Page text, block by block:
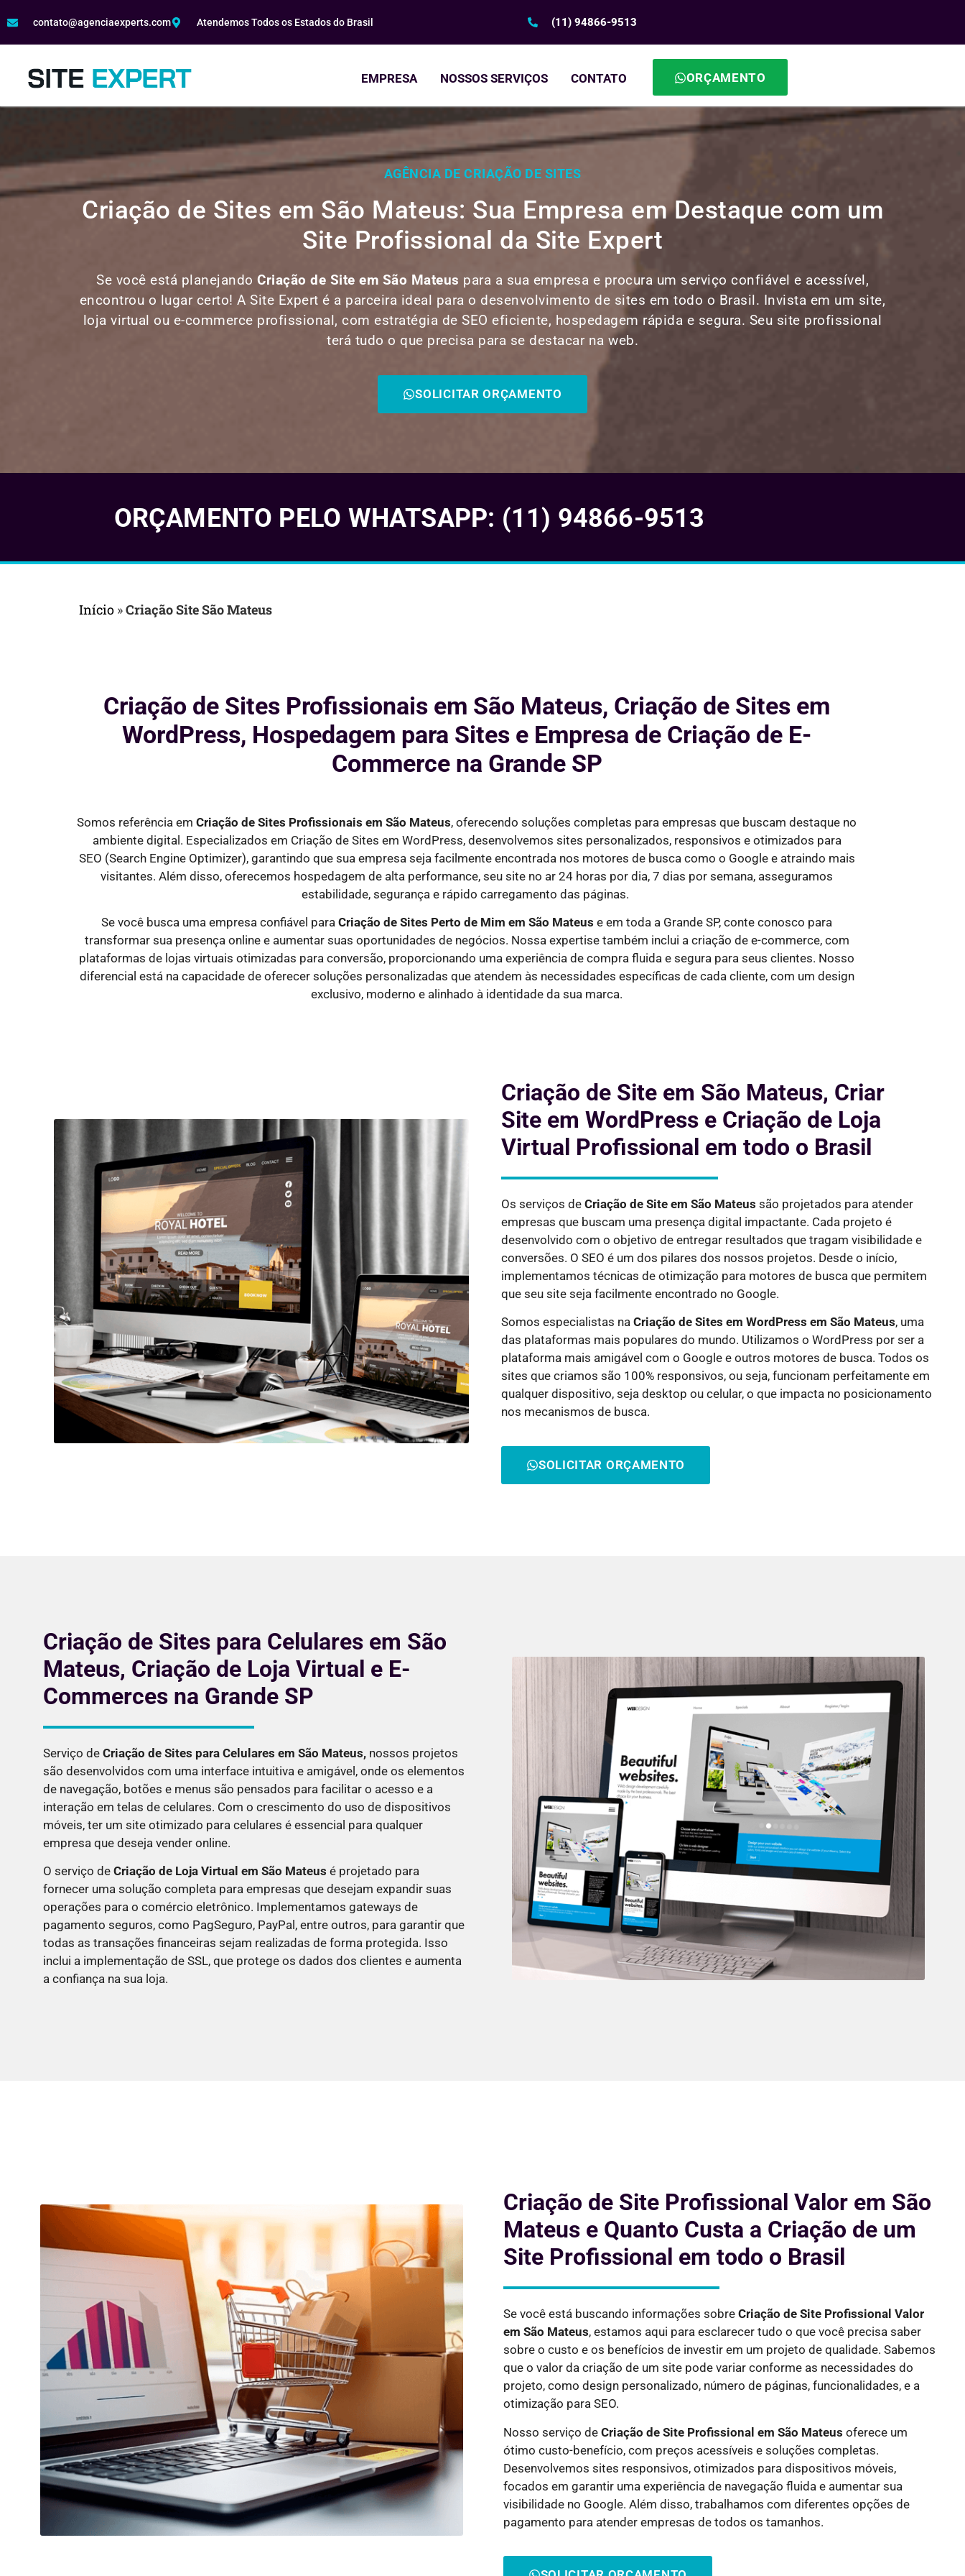
contato@agenciaexperts.com Atendemos Todos os Estados do Brasil (11) 94866-9513
EMPRESA NOSSOS SERVIÇOS CONTATO ORÇAMENTO
AGÊNCIA DE CRIAÇÃO DE SITES
Criação de Sites em São Mateus: Sua Empresa em Destaque com um
Site Profissional da Site Expert
Se você está planejando Criação de Site em São Mateus para a sua empresa e procura um serviço confiável e acessível,
encontrou o lugar certo! A Site Expert é a parceira ideal para o desenvolvimento de sites em todo o Brasil. Invista em um site,
loja virtual ou e-commerce profissional, com estratégia de SEO eficiente, hospedagem rápida e segura. Seu site profissional
terá tudo o que precisa para se destacar na web.
SOLICITAR ORÇAMENTO
ORÇAMENTO PELO WHATSAPP: (11) 94866-9513
Início »Criação Site São Mateus
Criação de Sites Profissionais em São Mateus, Criação de Sites em
WordPress, Hospedagem para Sites e Empresa de Criação de E-
Commerce na Grande SP
Somos referência em Criação de Sites Profissionais em São Mateus, oferecendo soluções completas para empresas que buscam destaque no
ambiente digital. Especializados em Criação de Sites em WordPress, desenvolvemos sites personalizados, responsivos e otimizados para
SEO (Search Engine Optimizer), garantindo que sua empresa seja facilmente encontrada nos motores de busca como o Google e atraindo mais
visitantes. Além disso, oferecemos hospedagem de alta performance, seu site no ar 24 horas por dia, 7 dias por semana, asseguramos
estabilidade, segurança e rápido carregamento das páginas.
Se você busca uma empresa confiável para Criação de Sites Perto de Mim em São Mateus e em toda a Grande SP, conte conosco para
transformar sua presença online e aumentar suas oportunidades de negócios. Nossa expertise também inclui a criação de e-commerce, com
plataformas de lojas virtuais otimizadas para conversão, proporcionando uma experiência de compra fluida e segura para seus clientes. Nosso
diferencial está na capacidade de oferecer soluções personalizadas que atendem às necessidades específicas de cada cliente, com um design
exclusivo, moderno e alinhado à identidade da sua marca.
Criação de Site em São Mateus, Criar
Site em WordPress e Criação de Loja
Virtual Profissional em todo o Brasil
Os serviços de Criação de Site em São Mateus são projetados para atender
empresas que buscam uma presença digital impactante. Cada projeto é
desenvolvido com o objetivo de entregar resultados que tragam visibilidade e
conversões. O SEO é um dos pilares dos nossos projetos. Desde o início,
implementamos técnicas de otimização para motores de busca que permitem
que seu site seja facilmente encontrado no Google.
Somos especialistas na Criação de Sites em WordPress em São Mateus, uma
das plataformas mais populares do mundo. Utilizamos o WordPress por ser a
plataforma mais amigável com o Google e outros motores de busca. Todos os
sites que criamos são 100% responsivos, ou seja, funcionam perfeitamente em
qualquer dispositivo, seja desktop ou celular, o que impacta no posicionamento
nos mecanismos de busca.
SOLICITAR ORÇAMENTO
Criação de Sites para Celulares em São
Mateus, Criação de Loja Virtual e E-
Commerces na Grande SP
Serviço de Criação de Sites para Celulares em São Mateus, nossos projetos
são desenvolvidos com uma interface intuitiva e amigável, onde os elementos
de navegação, botões e menus são pensados para facilitar o acesso e a
interação em telas de celulares. Com o crescimento do uso de dispositivos
móveis, ter um site otimizado para celulares é essencial para qualquer
empresa que deseja vender online.
O serviço de Criação de Loja Virtual em São Mateus é projetado para
fornecer uma solução completa para empresas que desejam expandir suas
operações para o comércio eletrônico. Implementamos gateways de
pagamento seguros, como PagSeguro, PayPal, entre outros, para garantir que
todas as transações financeiras sejam realizadas de forma protegida. Isso
inclui a implementação de SSL, que protege os dados dos clientes e aumenta
a confiança na sua loja.
Criação de Site Profissional Valor em São
Mateus e Quanto Custa a Criação de um
Site Profissional em todo o Brasil
Se você está buscando informações sobre Criação de Site Profissional Valor
em São Mateus, estamos aqui para esclarecer tudo o que você precisa saber
sobre o custo e os benefícios de investir em um projeto de qualidade. Sabemos
que o valor da criação de um site pode variar conforme as necessidades do
projeto, como design personalizado, número de páginas, funcionalidades, e a
otimização para SEO.
Nosso serviço de Criação de Site Profissional em São Mateus oferece um
ótimo custo-benefício, com preços acessíveis e soluções completas.
Desenvolvemos sites responsivos, otimizados para dispositivos móveis,
focados em garantir uma experiência de navegação fluida e aumentar sua
visibilidade no Google. Além disso, trabalhamos com diferentes opções de
pagamento para atender empresas de todos os tamanhos.